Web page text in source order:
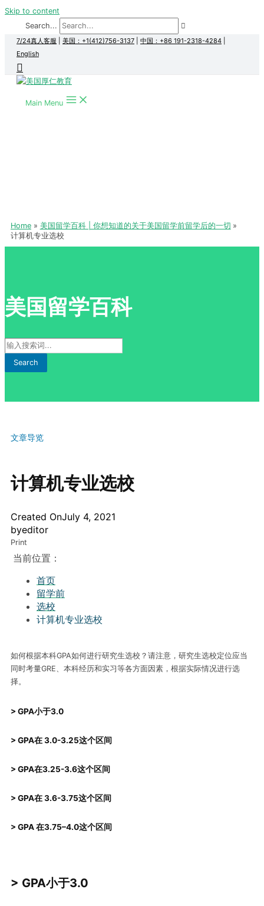
Skip to content
Search...
7/24真人客服 美国：+1(412)756-3137 中国：+86 191-2318-4284
English
Main Menu
Home
美国留学百科 | 你想知道的关于美国留学前留学后的一切
计算机专业选校
美国留学百科
Search
计算机专业选校
Created OnJuly 4, 2021
byeditor
Print
当前位置：
首页
留学前
选校
计算机专业选校
如何根据本科GPA如何进行研究生选校？请注意，研究生选校定位应当
同时考量GRE、本科经历和实习等各方面因素，根据实际情况进行选
择。
> GPA小于3.0
> GPA在 3.0-3.25这个区间
> GPA在3.25-3.6这个区间
> GPA在 3.6-3.75这个区间
> GPA 在3.75–4.0这个区间
> GPA小于3.0
文章导览